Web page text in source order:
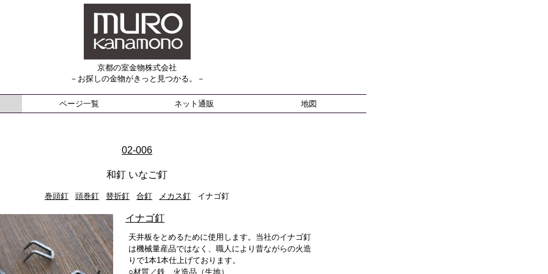
京都の室金物株式会社
－お探しの金物がきっと見つかる。－
ページ一覧 ネット通販 地図
02-006
和釘 いなご釘
巻頭釘 頭巻釘 替折釘 合釘 メカス釘 イナゴ釘
イナゴ釘
天井板をとめるために使用します。当社のイナゴ釘
は機械量産品ではなく、職人により昔ながらの火造
りで1本1本仕上げております。
○材質／鉄 火造品（生地）